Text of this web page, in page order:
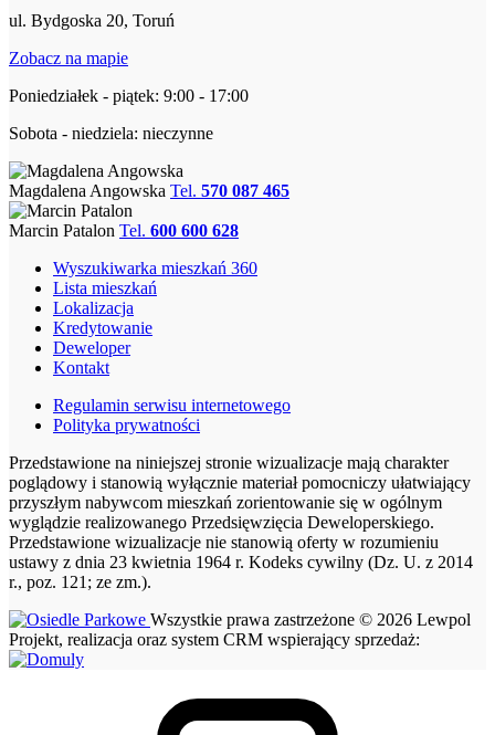
ul. Bydgoska 20, Toruń
Zobacz na mapie
Poniedziałek - piątek: 9:00 - 17:00
Sobota - niedziela: nieczynne
Magdalena Angowska Tel. 570 087 465
Marcin Patalon Tel. 600 600 628
Wyszukiwarka mieszkań 360
Lista mieszkań
Lokalizacja
Kredytowanie
Deweloper
Kontakt
Regulamin serwisu internetowego
Polityka prywatności
Przedstawione na niniejszej stronie wizualizacje mają charakter
poglądowy i stanowią wyłącznie materiał pomocniczy ułatwiający
przyszłym nabywcom mieszkań zorientowanie się w ogólnym
wyglądzie realizowanego Przedsięwzięcia Deweloperskiego.
Przedstawione wizualizacje nie stanowią oferty w rozumieniu
ustawy z dnia 23 kwietnia 1964 r. Kodeks cywilny (Dz. U. z 2014
r., poz. 121; ze zm.).
Wszystkie prawa zastrzeżone © 2026 Lewpol
Projekt, realizacja oraz system CRM wspierający sprzedaż: